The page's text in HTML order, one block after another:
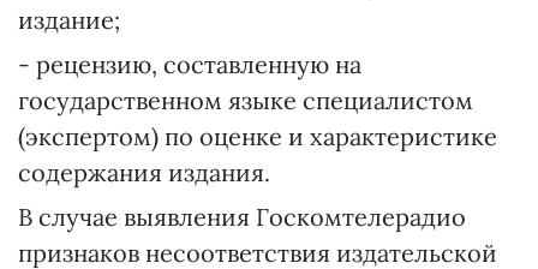
издание;
- рецензию, составленную на
государственном языке специалистом
(экспертом) по оценке и характеристике
содержания издания.
В случае выявления Госкомтелерадио
признаков несоответствия издательской